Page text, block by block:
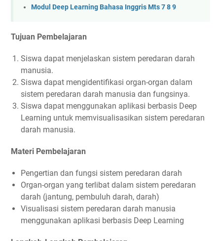
Modul Deep Learning Bahasa Inggris Mts 7 8 9
Tujuan Pembelajaran
Siswa dapat menjelaskan sistem peredaran darah
manusia.
Siswa dapat mengidentifikasi organ-organ dalam
sistem peredaran darah manusia dan fungsinya.
Siswa dapat menggunakan aplikasi berbasis Deep
Learning untuk memvisualisasikan sistem peredaran
darah manusia.
Materi Pembelajaran
Pengertian dan fungsi sistem peredaran darah
Organ-organ yang terlibat dalam sistem peredaran
darah (jantung, pembuluh darah, darah)
Visualisasi sistem peredaran darah manusia
menggunakan aplikasi berbasis Deep Learning